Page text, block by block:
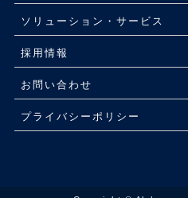
ソリューション・サービス
採用情報
お問い合わせ
プライバシーポリシー